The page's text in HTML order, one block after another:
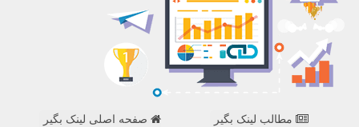
مطالب لینک بگیر صفحه اصلی لینک بگیر